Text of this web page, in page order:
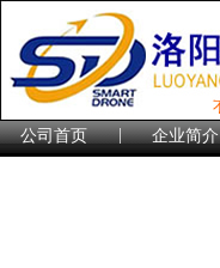
公司首页 | 企业简介